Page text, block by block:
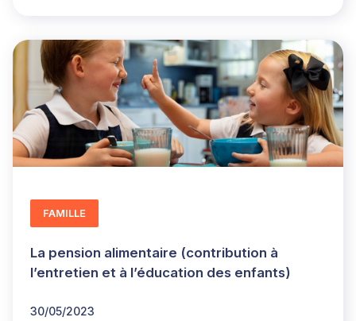
La pension alimentaire (contribution à
l’entretien et à l’éducation des enfants)
30/05/2023
FAMILLE